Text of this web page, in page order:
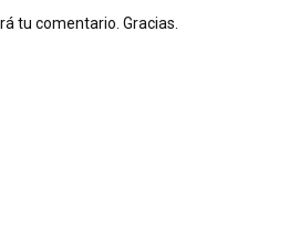
tu comentario. Gracias.